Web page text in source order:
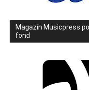
Magazín Musicpress
fond